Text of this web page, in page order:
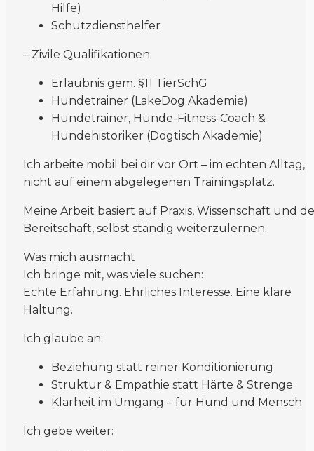
Hilfe)
Schutzdiensthelfer
– Zivile Qualifikationen:
Erlaubnis gem. §11 TierSchG
Hundetrainer (LakeDog Akademie)
Hundetrainer, Hunde-Fitness-Coach &
Hundehistoriker (Dogtisch Akademie)
Ich arbeite mobil bei dir vor Ort – im echten Alltag,
nicht auf einem abgelegenen Trainingsplatz.
Meine Arbeit basiert auf Praxis, Wissenschaft und
Bereitschaft, selbst ständig weiterzulernen.
Was mich ausmacht
Ich bringe mit, was viele suchen:
Echte Erfahrung. Ehrliches Interesse. Eine klare
Haltung.
Ich glaube an:
Beziehung statt reiner Konditionierung
Struktur & Empathie statt Härte & Strenge
Klarheit im Umgang – für Hund und Mensch
Ich gebe weiter: